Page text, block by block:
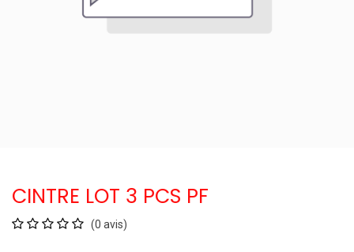
CINTRE LOT 3 PCS PF
(0 avis)